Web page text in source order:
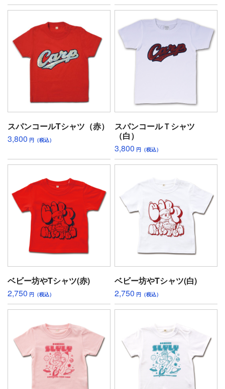
スパンコールTシャツ（赤）
3,800 円（税込）
スパンコールＴシャツ
（白）
3,800 円（税込）
ベビー坊やTシャツ(赤)
2,750 円（税込）
ベビー坊やTシャツ(白)
2,750 円（税込）